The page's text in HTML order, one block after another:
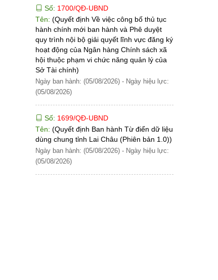
Số: 1700/QĐ-UBND
Tên: (Quyết định Về việc công bố thủ tục
hành chính mới ban hành và Phê duyệt
quy trình nội bộ giải quyết lĩnh vực đăng ký
hoạt động của Ngân hàng Chính sách xã
hội thuộc phạm vi chức năng quản lý của
Sở Tài chính)
Ngày ban hành: (05/08/2026) - Ngày hiệu lực:
(05/08/2026)
Số: 1699/QĐ-UBND
Tên: (Quyết định Ban hành Từ điển dữ liệu
dùng chung tỉnh Lai Châu (Phiên bản 1.0))
Ngày ban hành: (05/08/2026) - Ngày hiệu lực:
(05/08/2026)